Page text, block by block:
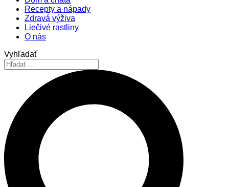
Recepty a nápady
Zdravá výživa
Liečivé rastliny
O nás
Vyhľadať